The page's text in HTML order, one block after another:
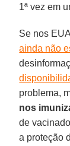
1ª vez em
Se nos
ainda não
problema,
nos
de
a proteção